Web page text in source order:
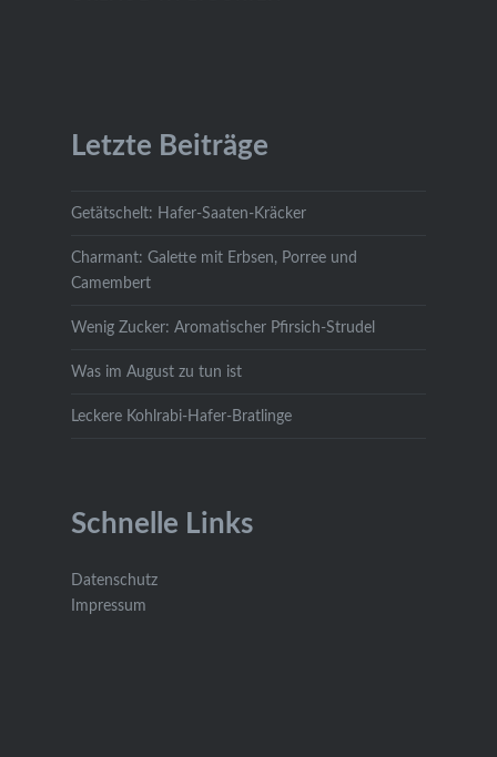
Letzte Beiträge
Getätschelt: Hafer-Saaten-Kräcker
Charmant: Galette mit Erbsen, Porree und
Camembert
Wenig Zucker: Aromatischer Pfirsich-Strudel
Was im August zu tun ist
Leckere Kohlrabi-Hafer-Bratlinge
Schnelle Links
Datenschutz
Impressum